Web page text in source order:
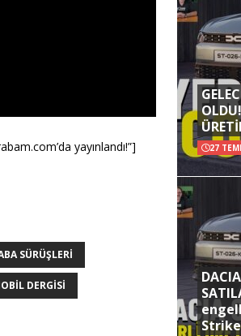
yayınlandı!”]
SÜRÜŞLERI
DERGISI
27